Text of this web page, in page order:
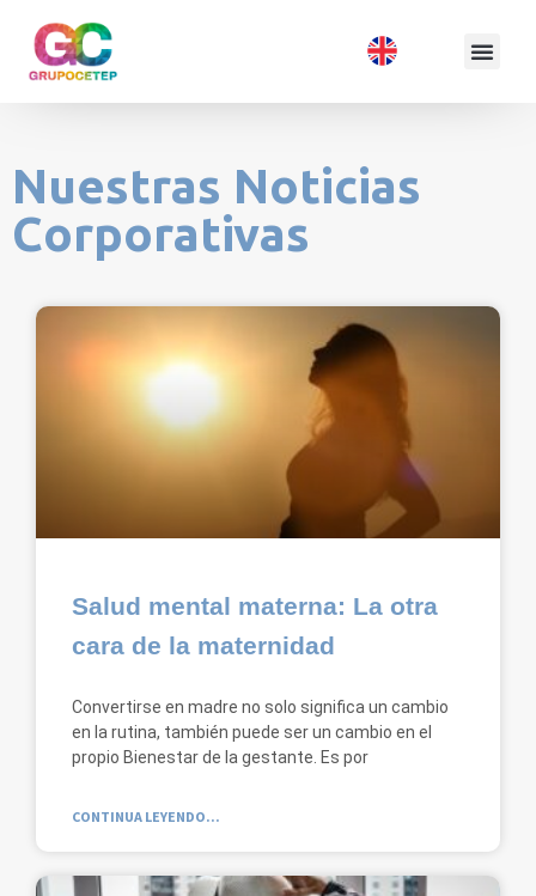
Nuestras Noticias
Corporativas
Salud mental materna: La otra
cara de la maternidad
Convertirse en madre no solo significa un cambio
en la rutina, también puede ser un cambio en el
propio Bienestar de la gestante. Es por
CONTINUA LEYENDO...